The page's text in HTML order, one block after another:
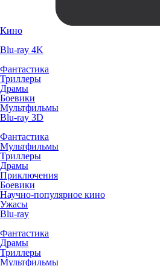
Кино
Blu-ray 4K
Фантастика
Триллеры
Драмы
Боевики
Мультфильмы
Blu-ray 3D
Фантастика
Мультфильмы
Триллеры
Драмы
Приключения
Боевики
Научно-популярное кино
Ужасы
Blu-ray
Фантастика
Драмы
Триллеры
Мультфильмы